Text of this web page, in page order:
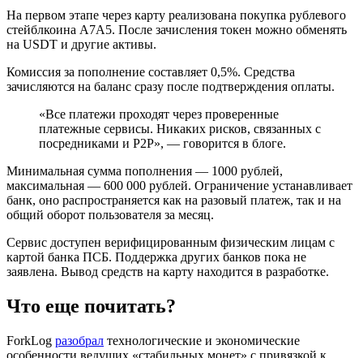
На первом этапе через карту реализована покупка рублевого
стейблкоина A7A5. После зачисления токен можно обменять
на USDT и другие активы.
Комиссия за пополнение составляет 0,5%. Средства
зачисляются на баланс сразу после подтверждения оплаты.
«Все платежи проходят через проверенные
платежные сервисы. Никаких рисков, связанных с
посредниками и P2P»‎, — говорится в блоге.
Минимальная сумма пополнения — 1000 рублей,
максимальная — 600 000 рублей. Ограничение устанавливает
банк, оно распространяется как на разовый платеж, так и на
общий оборот пользователя за месяц.
Сервис доступен верифицированным физическим лицам с
картой банка ПСБ. Поддержка других банков пока не
заявлена. Вывод средств на карту находится в разработке.
Что еще почитать?
ForkLog разобрал технологические и экономические